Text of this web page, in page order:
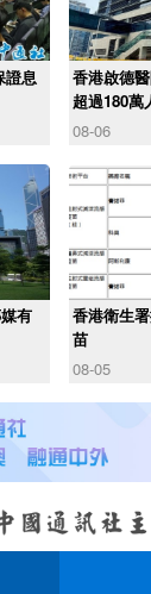
證息
香港啟德
超過180萬
08-06
有
香港衛生
苗
08-05